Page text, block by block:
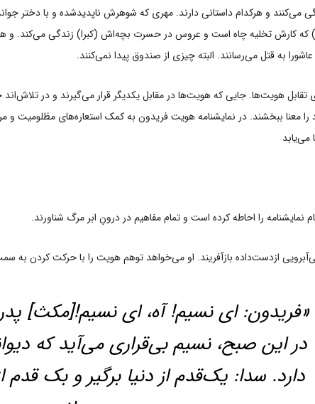
می‌کنند و هرکدام داستانی دارند. مهری که شوهرش ناپدیدشده و با دختر
که کارش تخلیه چاه است و عروس در حسرت بچه‌اش (کبرا) زندگی می‌کند. و
به قتل می‌رسانند. البته چیزی از صندوق پیدا نمی‌کنند.
تقابل هویت‌ها. جایی که هویت‌ها در مقابل یکدیگر قرار می‌گیرند و در
معنا ببخشند. در نمایشنامه هویت فریدون به کمک استعاره‌های مظلومیت و
می‌یابد
نمایشنامه را احاطه کرده است و تمام مفاهیم در درونِ ابر مرگ شناورند.
ازدست‌داده بازآفریند. او می‌خواهد توهم هویت را با حرکت کردن به
«فریدون: ای نسیم! آه، ای نسیم![مکث]
در این صبح، نسیم بی‌قراری می‌آید که
دارد. سدا: یک‌قدم از دنیا برگیر و بک قدم